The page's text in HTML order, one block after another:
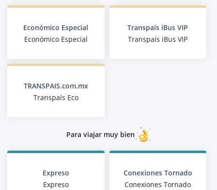
Económico Especial
Económico Especial
Transpaís iBus VIP
Transpaís iBus VIP
TRANSPAIS.com.mx
Transpaís Eco
Para viajar muy bien
Expreso
Expreso
Conexiones Tornado
Conexiones Tornado